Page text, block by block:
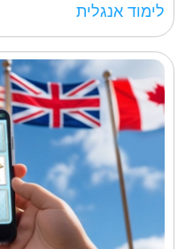
של 15 משחקי פאזל
אנימציה
לימוד אנגלית